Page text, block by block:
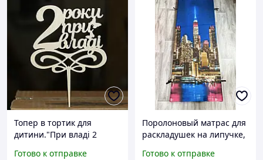
Топер в тортик для
дитини."При владі 2
Готово к отправке
Поролоновый матрас для
раскладушек на липучке,
Готово к отправке